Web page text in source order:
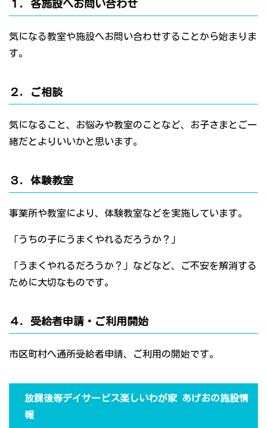
１．各施設へお問い合わせ
気になる教室や施設へお問い合わせすることから始まりま
す。
２．ご相談
気になること、お悩みや教室のことなど、お子さまとご一
緒だとよりいいかと思います。
３．体験教室
事業所や教室により、体験教室などを実施しています。
「うちの子にうまくやれるだろうか？」
「うまくやれるだろうか？」などなど、ご不安を解消する
ために大切なものです。
４．受給者申請・ご利用開始
市区町村へ通所受給者申請、ご利用の開始です。
放課後等デイサービス楽しいわが家 あげおの施設情
報